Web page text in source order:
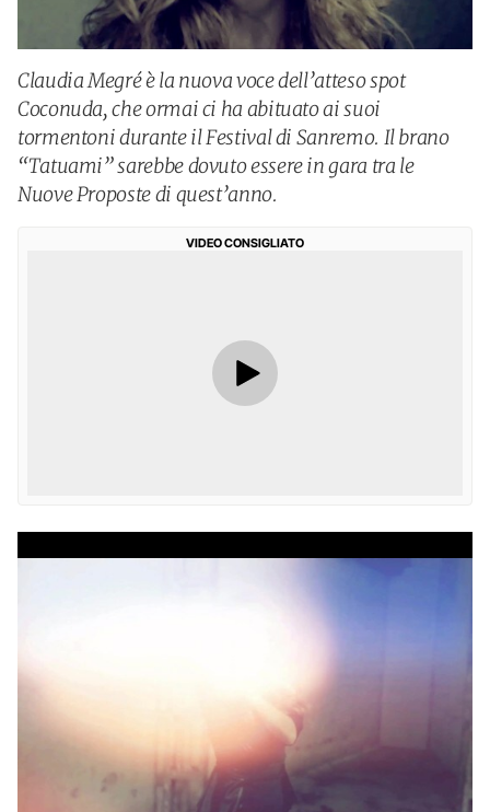
Claudia Megré è la nuova voce dell’atteso spot
Coconuda, che ormai ci ha abituato ai suoi
tormentoni durante il Festival di Sanremo. Il brano
“Tatuami” sarebbe dovuto essere in gara tra le
Nuove Proposte di quest’anno.
VIDEO CONSIGLIATO